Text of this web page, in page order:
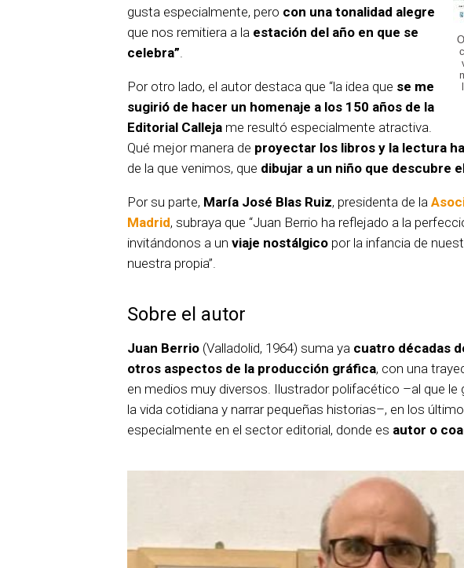
gusta especialmente, pero con una tonalidad alegre
que nos remitiera a la estación del año en que se
celebra”
Por otro lado, el autor destaca que “la idea que se me
sugirió de hacer un homenaje a los 150 años de la
Editorial Calleja me resultó especialmente atractiva.
Qué mejor manera de proyectar los libros y la lectura
de la que venimos, que dibujar a un niño que descubre
Por su parte, María José Blas Ruiz, presidenta de la
Madrid, subraya que “Juan Berrio ha reflejado a la
invitándonos a un viaje nostálgico por la infancia de
nuestra propia”.
Sobre el autor
Juan Berrio (Valladolid, 1964) suma ya cuatro décadas
otros aspectos de la producción gráfica, con una
en medios muy diversos. Ilustrador polifacético –al que le
la vida cotidiana y narrar pequeñas historias–, en los
especialmente en el sector editorial, donde es autor o